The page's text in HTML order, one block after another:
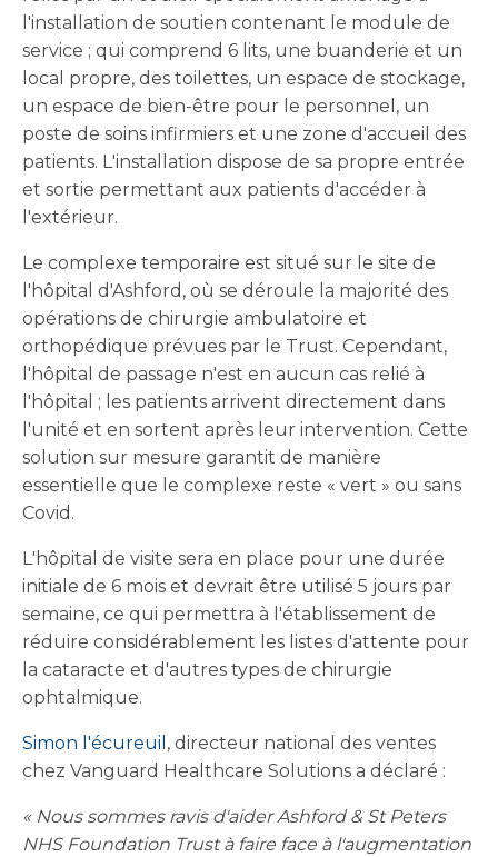
l'installation de soutien contenant le module de
service ; qui comprend 6 lits, une buanderie et un
local propre, des toilettes, un espace de stockage,
un espace de bien-être pour le personnel, un
poste de soins infirmiers et une zone d'accueil des
patients. L'installation dispose de sa propre entrée
et sortie permettant aux patients d'accéder à
l'extérieur.
Le complexe temporaire est situé sur le site de
l'hôpital d'Ashford, où se déroule la majorité des
opérations de chirurgie ambulatoire et
orthopédique prévues par le Trust. Cependant,
l'hôpital de passage n'est en aucun cas relié à
l'hôpital ; les patients arrivent directement dans
l'unité et en sortent après leur intervention. Cette
solution sur mesure garantit de manière
essentielle que le complexe reste « vert » ou sans
Covid.
L'hôpital de visite sera en place pour une durée
initiale de 6 mois et devrait être utilisé 5 jours par
semaine, ce qui permettra à l'établissement de
réduire considérablement les listes d'attente pour
la cataracte et d'autres types de chirurgie
ophtalmique.
Simon l'écureuil , directeur national des ventes
chez Vanguard Healthcare Solutions a déclaré :
« Nous sommes ravis d'aider Ashford & St Peters
NHS Foundation Trust à faire face à l'augmentation